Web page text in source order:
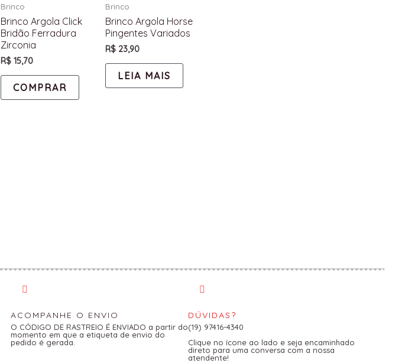
Brinco
Brinco Argola Click
Bridão Ferradura
Zirconia
R$ 15,70
COMPRAR
Brinco
Brinco Argola Horse
Pingentes Variados
R$ 23,90
LEIA MAIS
ACOMPANHE O ENVIO
O CÓDIGO DE RASTREIO É ENVIADO a partir do
momento em que a etiqueta de envio do
pedido é gerada.
DÚVIDAS?
(19) 97416-4340
Clique no ícone ao lado e seja encaminhado
direto para uma conversa com a nossa
atendente!